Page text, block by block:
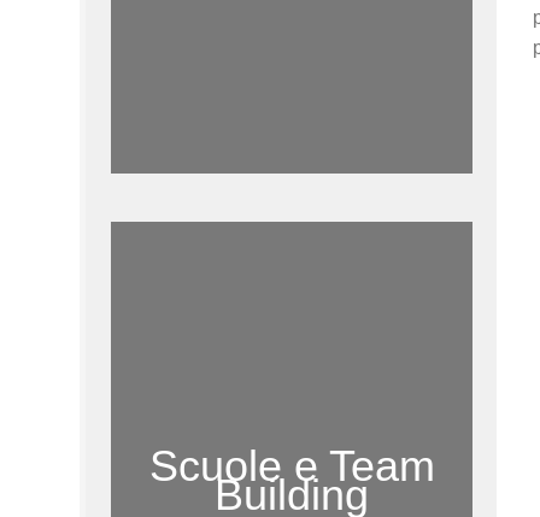
Scuole e Team
Building